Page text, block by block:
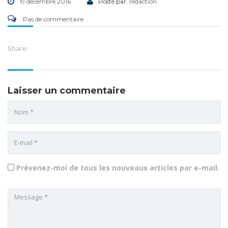
Pas de commentaire
Share:
Laisser un commentaire
Prévenez-moi de tous les nouveaux articles par e-mail.